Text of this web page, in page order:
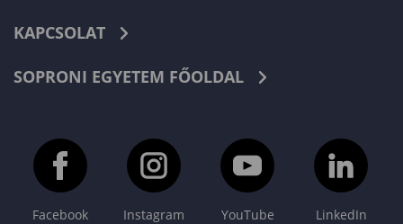
KAPCSOLAT
SOPRONI EGYETEM FŐOLDAL
Facebook Instagram YouTube LinkedIn